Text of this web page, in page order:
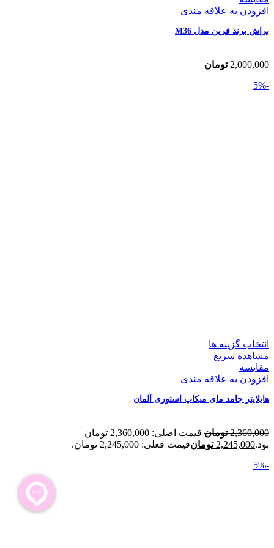
افزودن به علاقه مندی
براش برند فرین مدل M36
2,000,000 تومان
-5%
انتخاب گزینه ها
مشاهده سریع
مقایسه
افزودن به علاقه مندی
هایلایتر جامد مای میکاپ استوری آلمان
2,360,000 تومان
قیمت اصلی: 2,360,000 تومان
بود.2,245,000 تومانقیمت فعلی: 2,245,000 تومان.
-5%